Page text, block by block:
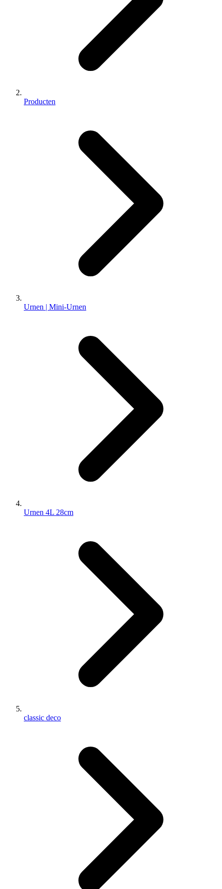
Producten
Urnen | Mini-Urnen
Urnen 4L 28cm
classic deco